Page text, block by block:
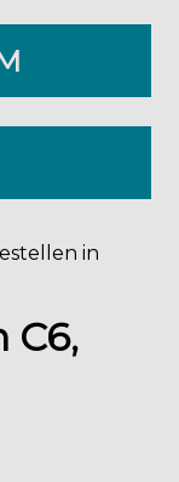
in
C6,